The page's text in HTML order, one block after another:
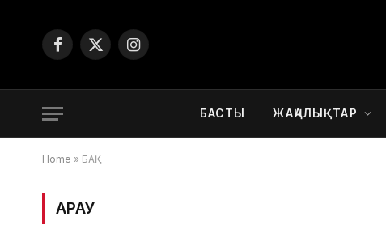
Facebook
X
Instagram
БАСТЫ ЖАҢАЛЫҚТАР
Home » БАҚ
ҚАРАУ